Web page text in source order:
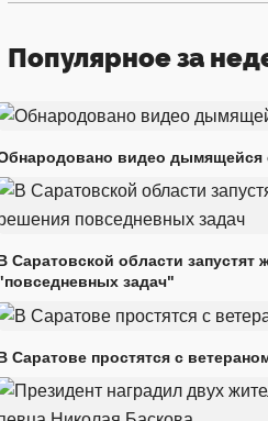
Популярное за
видео дымящейся
Саратовской области запустят
задач"
Саратове простятся с